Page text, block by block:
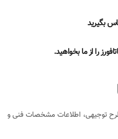
بگیرید
را از ما بخواهید.
توجیهی، اطلاعات مشخصات فنی و